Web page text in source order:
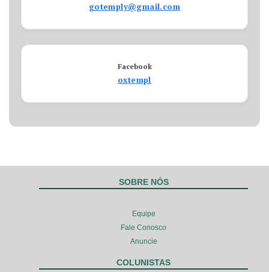
gotemply@gmail.com
Facebook
oxtempl
SOBRE NÓS
Equipe
Fale Conosco
Anuncie
COLUNISTAS